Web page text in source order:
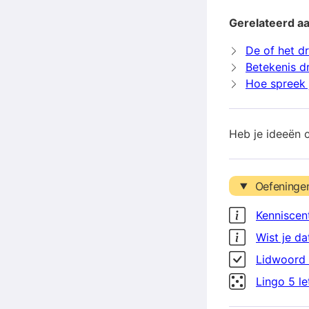
Gerelateerd
De of het
Betekenis
Hoe
Heb je ideeën
Wist je
Lidwoord
Lingo 5